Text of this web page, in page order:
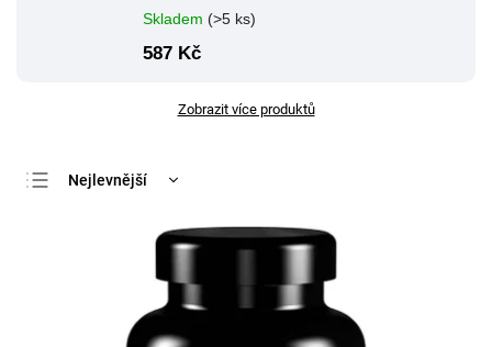
Skladem (>5 ks)
587 Kč
Zobrazit více produktů
Nejlevnější
Nejprodávanější